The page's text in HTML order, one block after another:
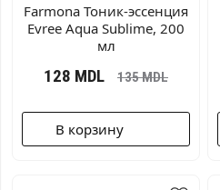
Farmonа Тоник-эссенция
Evree Aqua Sublime, 200
мл
128 MDL 135MDL
В корзину